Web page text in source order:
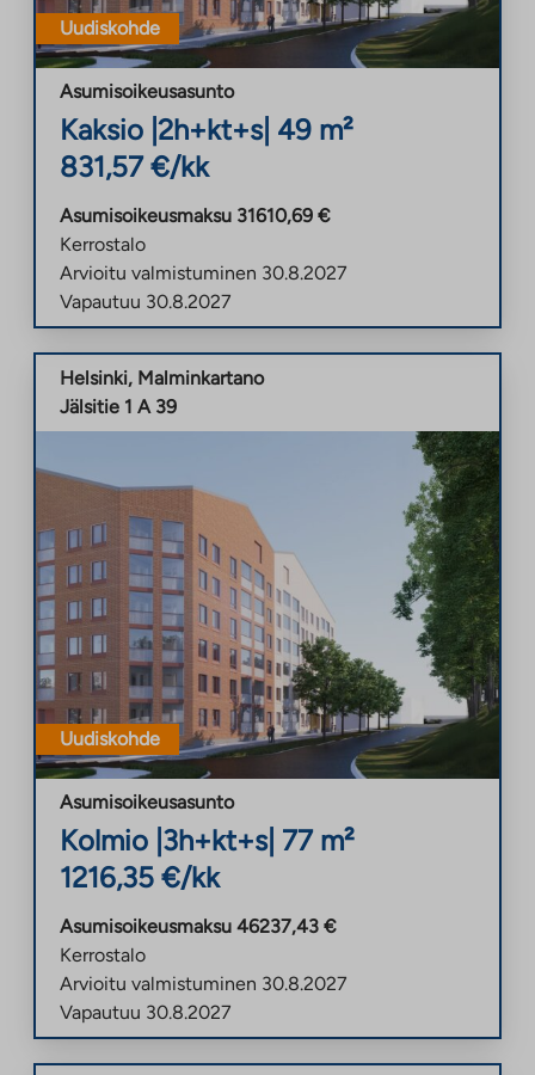
Uudiskohde
Asumisoikeusasunto
Kaksio 2h+kt+s| 49 m²
831,57 €/kk
Asumisoikeusmaksu 31610,69 €
Kerrostalo
Arvioitu valmistuminen 30.8.2027
Vapautuu 30.8.2027
Helsinki, Malminkartano
Jälsitie 1 A 39
Uudiskohde
Asumisoikeusasunto
Kolmio 3h+kt+s| 77 m²
1216,35 €/kk
Asumisoikeusmaksu 46237,43 €
Kerrostalo
Arvioitu valmistuminen 30.8.2027
Vapautuu 30.8.2027